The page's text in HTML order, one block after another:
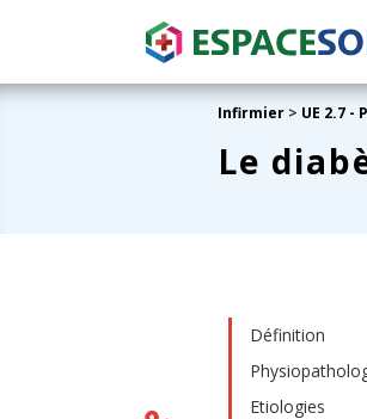
Infirmier > UE 2.7
Le
Définition
Etiologies